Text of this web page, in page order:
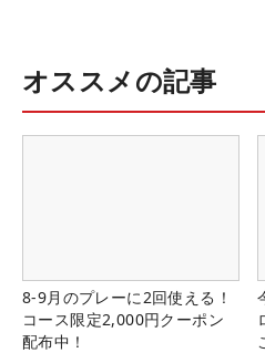
オススメの記事
8-9月のプレーに2回使える！
コース限定2,000円クーポン
配布中！